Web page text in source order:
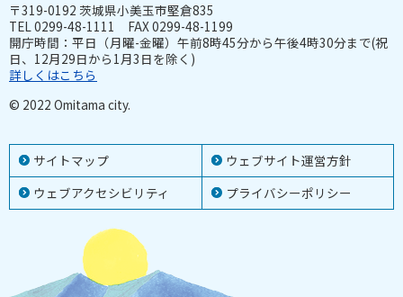
サイトマップ
ウェブサイト運営方針
ウェブアクセシビリティ
プライバシーポリシー
〒319-0192 茨城県小美玉市堅倉835
TEL 0299-48-1111 FAX 0299-48-1199
開庁時間：平日（月曜-金曜）午前8時45分から午後4時30分まで(祝
日、12月29日から1月3日を除く)
詳しくはこちら
© 2022 Omitama city.